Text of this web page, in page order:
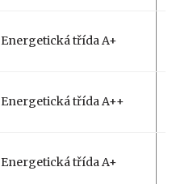
Energetická třída A+
Energetická třída A++
Energetická třída A+